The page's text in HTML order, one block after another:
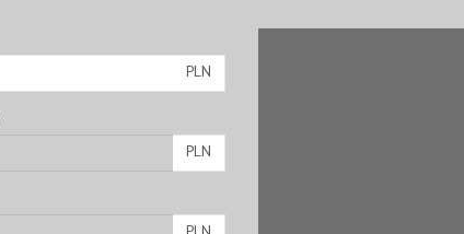
PLN
PLN